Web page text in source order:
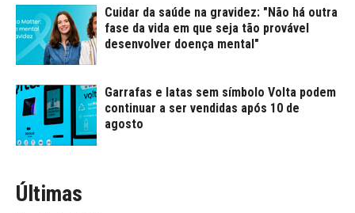
Cuidar da saúde na gravidez: "Não há outra
fase da vida em que seja tão provável
desenvolver doença mental"
Garrafas e latas sem símbolo Volta podem
continuar a ser vendidas após 10 de
agosto
Últimas